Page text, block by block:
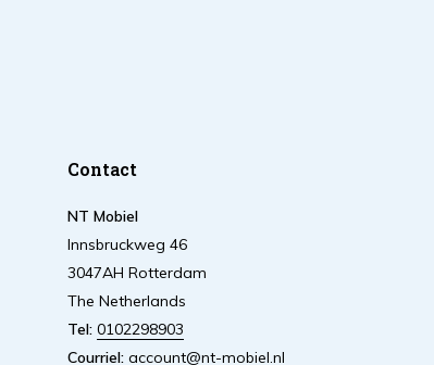
Contact
NT Mobiel
Innsbruckweg 46
3047AH Rotterdam
The Netherlands
Tel: 0102298903
Courriel: account@nt-mobiel.nl